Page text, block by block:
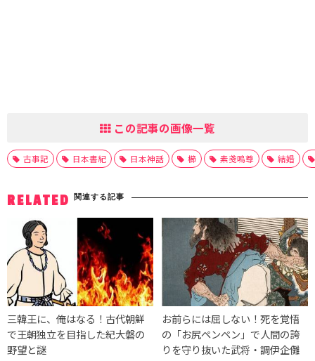
この記事の画像一覧
古事記 日本書紀 日本神話 櫛 素戔嗚尊 結婚
RELATED 関連する記事
三韓王に、俺はなる！古代朝鮮
で王朝独立を目指した紀大磐の
野望と謎
お前らには屈しない！死を覚悟
の「お尻ペンペン」で人間の誇
りを守り抜いた武将・調伊企儺